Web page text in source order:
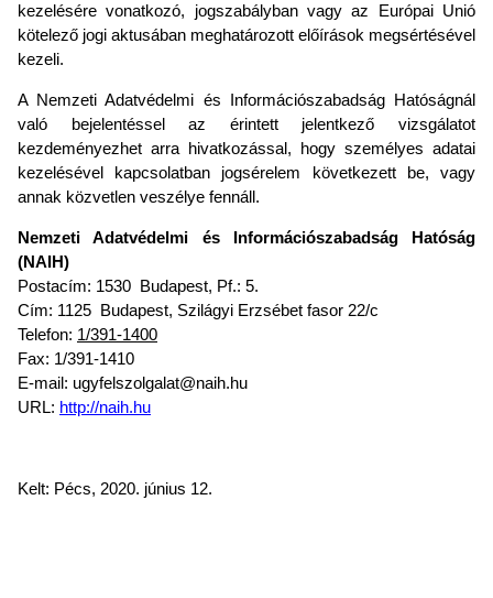
kezelésére vonatkozó, jogszabályban vagy az Európai Unió
kötelező jogi aktusában meghatározott előírások megsértésével
kezeli.
A Nemzeti Adatvédelmi és Információszabadság Hatóságnál
való bejelentéssel az érintett jelentkező vizsgálatot
kezdeményezhet arra hivatkozással, hogy személyes adatai
kezelésével kapcsolatban jogsérelem következett be, vagy
annak közvetlen veszélye fennáll.
Nemzeti Adatvédelmi és Információszabadság Hatóság
(NAIH)
Postacím: 1530 Budapest, Pf.: 5.
Cím: 1125 Budapest, Szilágyi Erzsébet fasor 22/c
Telefon: 1/391-1400
Fax: 1/391-1410
E-mail: ugyfelszolgalat@naih.hu
URL: http://naih.hu
Kelt: Pécs, 2020. június 12.